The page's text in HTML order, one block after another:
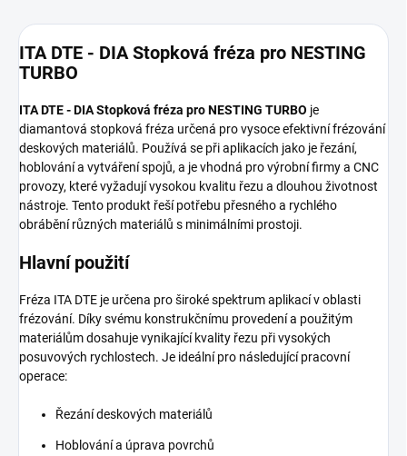
ITA DTE - DIA Stopková fréza pro NESTING
TURBO
ITA DTE - DIA Stopková fréza pro NESTING TURBO je
diamantová stopková fréza určená pro vysoce efektivní frézování
deskových materiálů. Používá se při aplikacích jako je řezání,
hoblování a vytváření spojů, a je vhodná pro výrobní firmy a CNC
provozy, které vyžadují vysokou kvalitu řezu a dlouhou životnost
nástroje. Tento produkt řeší potřebu přesného a rychlého
obrábění různých materiálů s minimálními prostoji.
Hlavní použití
Fréza ITA DTE je určena pro široké spektrum aplikací v oblasti
frézování. Díky svému konstrukčnímu provedení a použitým
materiálům dosahuje vynikající kvality řezu při vysokých
posuvových rychlostech. Je ideální pro následující pracovní
operace:
Řezání deskových materiálů
Hoblování a úprava povrchů